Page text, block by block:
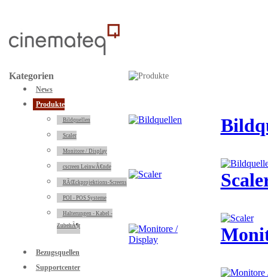
Kategorien
News
Produkte
Bildquellen
Scaler
Monitore / Display
cscreen LeinwÃ€nde
RÃŒckprojektions-Screens
POI - POS Systeme
Halterungen - Kabel -
ZubehÃ¶r
Bezugsquellen
Supportcenter